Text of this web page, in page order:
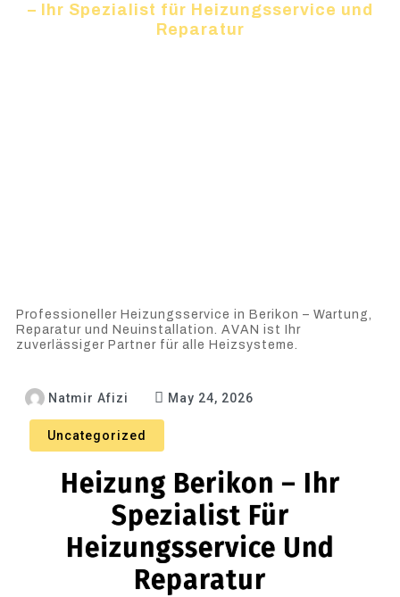
– Ihr Spezialist für Heizungsservice und
Reparatur
Professioneller Heizungsservice in Berikon – Wartung,
Reparatur und Neuinstallation. AVAN ist Ihr
zuverlässiger Partner für alle Heizsysteme.
Natmir Afizi May 24, 2026
Uncategorized
Heizung Berikon – Ihr
Spezialist Für
Heizungsservice Und
Reparatur